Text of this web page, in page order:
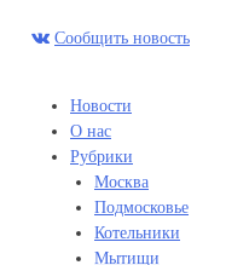
Сообщить новость
Новости
О нас
Рубрики
Москва
Подмосковье
Котельники
Мытищи